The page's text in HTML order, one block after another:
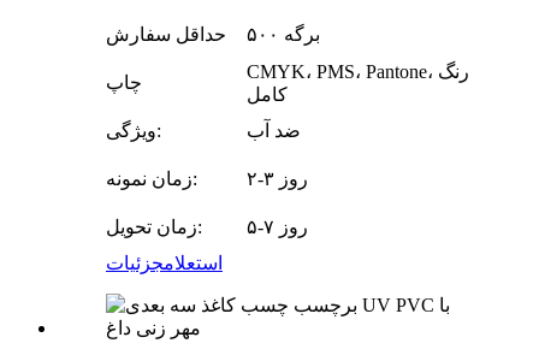
حداقل سفارش ۵۰۰ برگه
چاپ
CMYK، PMS، Pantone، رنگ
کامل
ویژگی:
ضد آب
زمان نمونه: ۲-۳ روز
زمان تحویل:
۵-۷ روز
استعلامجزئیات